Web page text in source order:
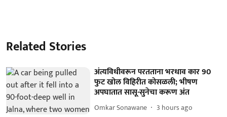
Related Stories
अंत्यविधीवरून परतताना भरधाव कार 90
फुट खोल विहिरीत कोसळली; भीषण
अपघातात सासू-सुनेचा करूण अंत
Omkar Sonawane 3 hours ago